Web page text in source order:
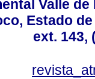
Valle
Estado
ext. 143,